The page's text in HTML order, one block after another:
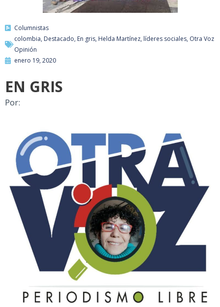
Columnistas
colombia, Destacado, En gris, Helda Martínez, líderes sociales, Otra Voz
Opinión
enero 19, 2020
EN GRIS
Por: